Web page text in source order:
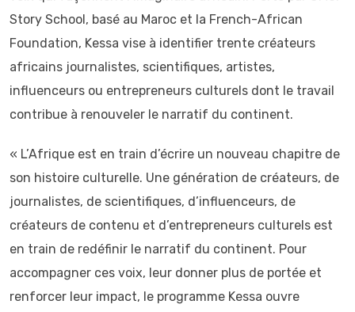
Story School, basé au Maroc et la French-African
Foundation, Kessa vise à identifier trente créateurs
africains journalistes, scientifiques, artistes,
influenceurs ou entrepreneurs culturels dont le travail
contribue à renouveler le narratif du continent.
« L’Afrique est en train d’écrire un nouveau chapitre de
son histoire culturelle. Une génération de créateurs, de
journalistes, de scientifiques, d’influenceurs, de
créateurs de contenu et d’entrepreneurs culturels est
en train de redéfinir le narratif du continent. Pour
accompagner ces voix, leur donner plus de portée et
renforcer leur impact, le programme Kessa ouvre